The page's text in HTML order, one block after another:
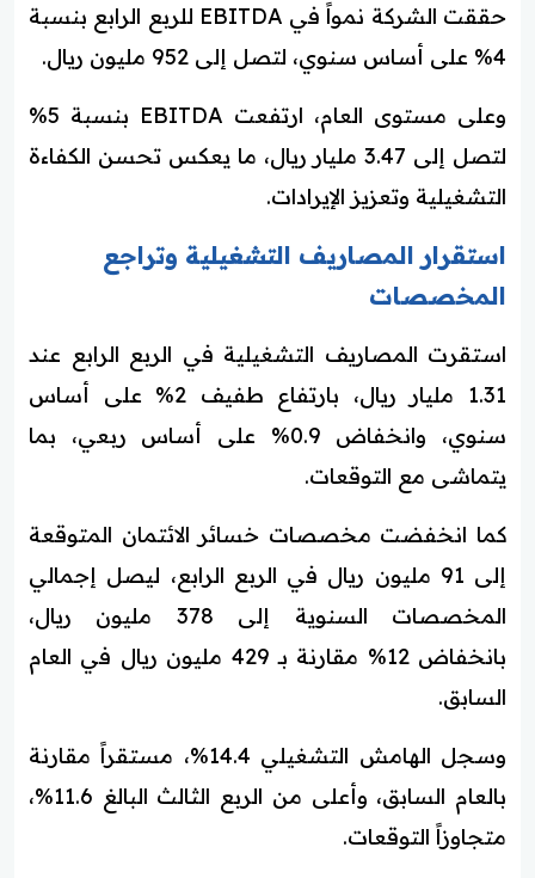
حققت الشركة نمواً في EBITDA للربع الرابع بنسبة
4% على أساس سنوي، لتصل إلى 952 مليون ريال.
وعلى مستوى العام، ارتفعت EBITDA بنسبة 5%
لتصل إلى 3.47 مليار ريال، ما يعكس تحسن الكفاءة
التشغيلية وتعزيز الإيرادات.
استقرار المصاريف التشغيلية وتراجع
المخصصات
استقرت المصاريف التشغيلية في الربع الرابع عند
1.31 مليار ريال، بارتفاع طفيف 2% على أساس
سنوي، وانخفاض 0.9% على أساس ربعي، بما
يتماشى مع التوقعات.
كما انخفضت مخصصات خسائر الائتمان المتوقعة
إلى 91 مليون ريال في الربع الرابع، ليصل إجمالي
المخصصات السنوية إلى 378 مليون ريال،
بانخفاض 12% مقارنة بـ 429 مليون ريال في العام
السابق.
وسجل الهامش التشغيلي 14.4%، مستقراً مقارنة
بالعام السابق، وأعلى من الربع الثالث البالغ 11.6%،
متجاوزاً التوقعات.